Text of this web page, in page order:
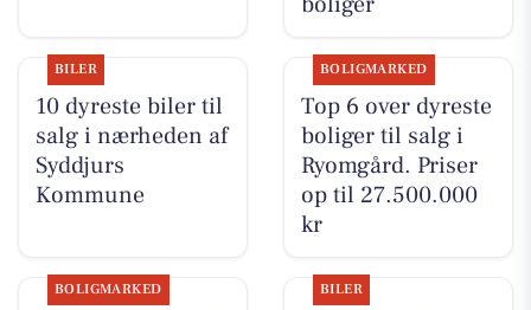
BILER
10 dyreste biler til
salg i nærheden af
Syddjurs
Kommune
BOLIGMARKED
Top 6 over dyreste
boliger til salg i
Ryomgård. Priser
op til 27.500.000
kr
BOLIGMARKED BILER